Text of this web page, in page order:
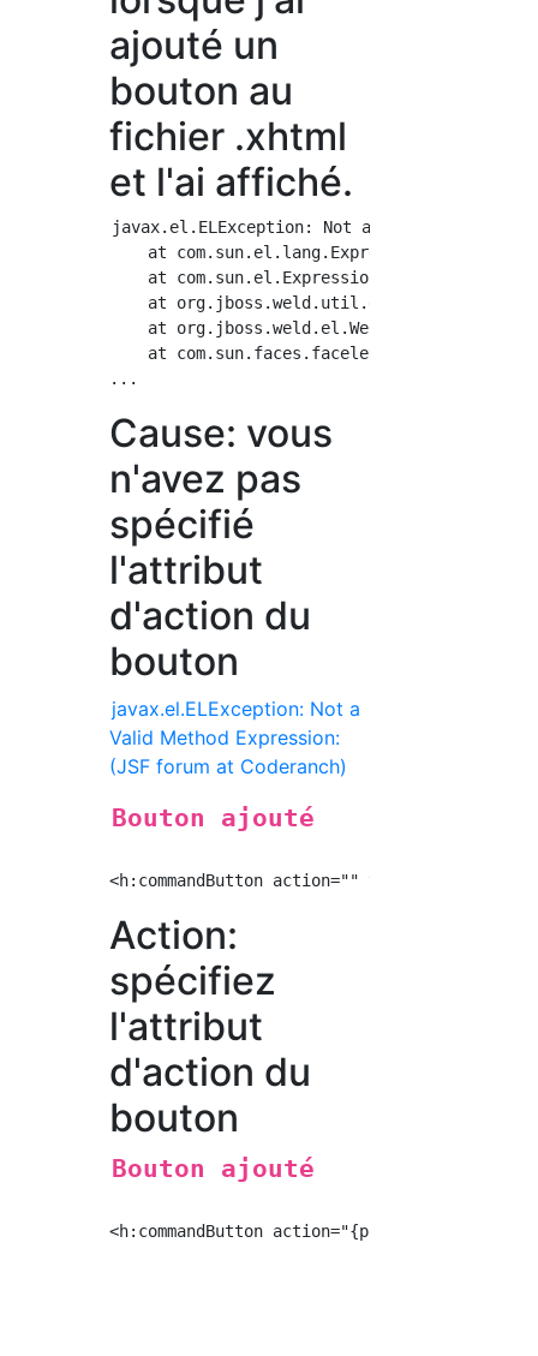
ajouté un
bouton au
fichier .xhtml
et l'ai affiché.
javax.el.ELException: Not a Valid Method
at
at
at
at
at
Cause: vous
n'avez pas
spécifié
l'attribut
d'action du
bouton
javax.el.ELException: Not a
Valid Method Expression:
(JSF forum at Coderanch)
Bouton ajouté
Action:
spécifiez
l'attribut
d'action du
bouton
Bouton ajouté